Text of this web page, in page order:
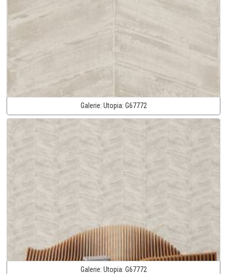
Galerie: Utopia: G67772
Galerie: Utopia: G67772